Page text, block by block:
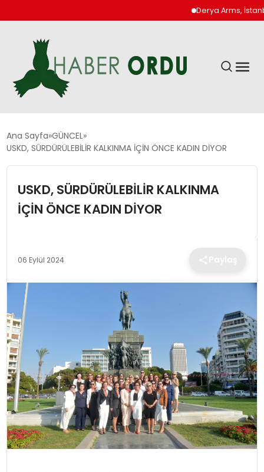
Derya Arms, İstanbul
GÜNDEM
DÜNYA
EKONOMI
EĞITIM
MAGAZIN
SPOR
YAŞAM
Ana Sayfa GÜNCEL
USKD, SÜRDÜRÜLEBİLİR KALKINMA İÇİN ÖNCE KADIN DİYOR
USKD, SÜRDÜRÜLEBİLİR KALKINMA
İÇİN ÖNCE KADIN DİYOR
06 Eylül 2024